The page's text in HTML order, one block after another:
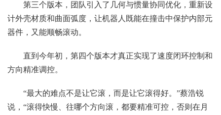
第三个版本，团队引入了几何与惯量协同优化，重新设
计外壳材质和曲面弧度，让机器人既能在撞击中保护内部元
器件，又能顺畅滚动。
直到今年初，第四个版本才真正实现了速度闭环控制和
方向精准调控。
“最大的难点不是让它滚，而是让它滚得好。”蔡浩锐
说，“滚得快慢、往哪个方向滚，都要精准可控，否则在月